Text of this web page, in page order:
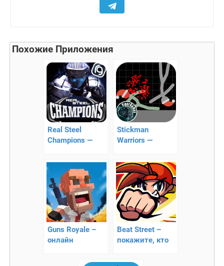
Похожие Приложения
Real Steel
Champions —
Stickman
Warriors —
файтинг!
Guns Royale –
онлайн
Beat Street –
покажите, кто
главный